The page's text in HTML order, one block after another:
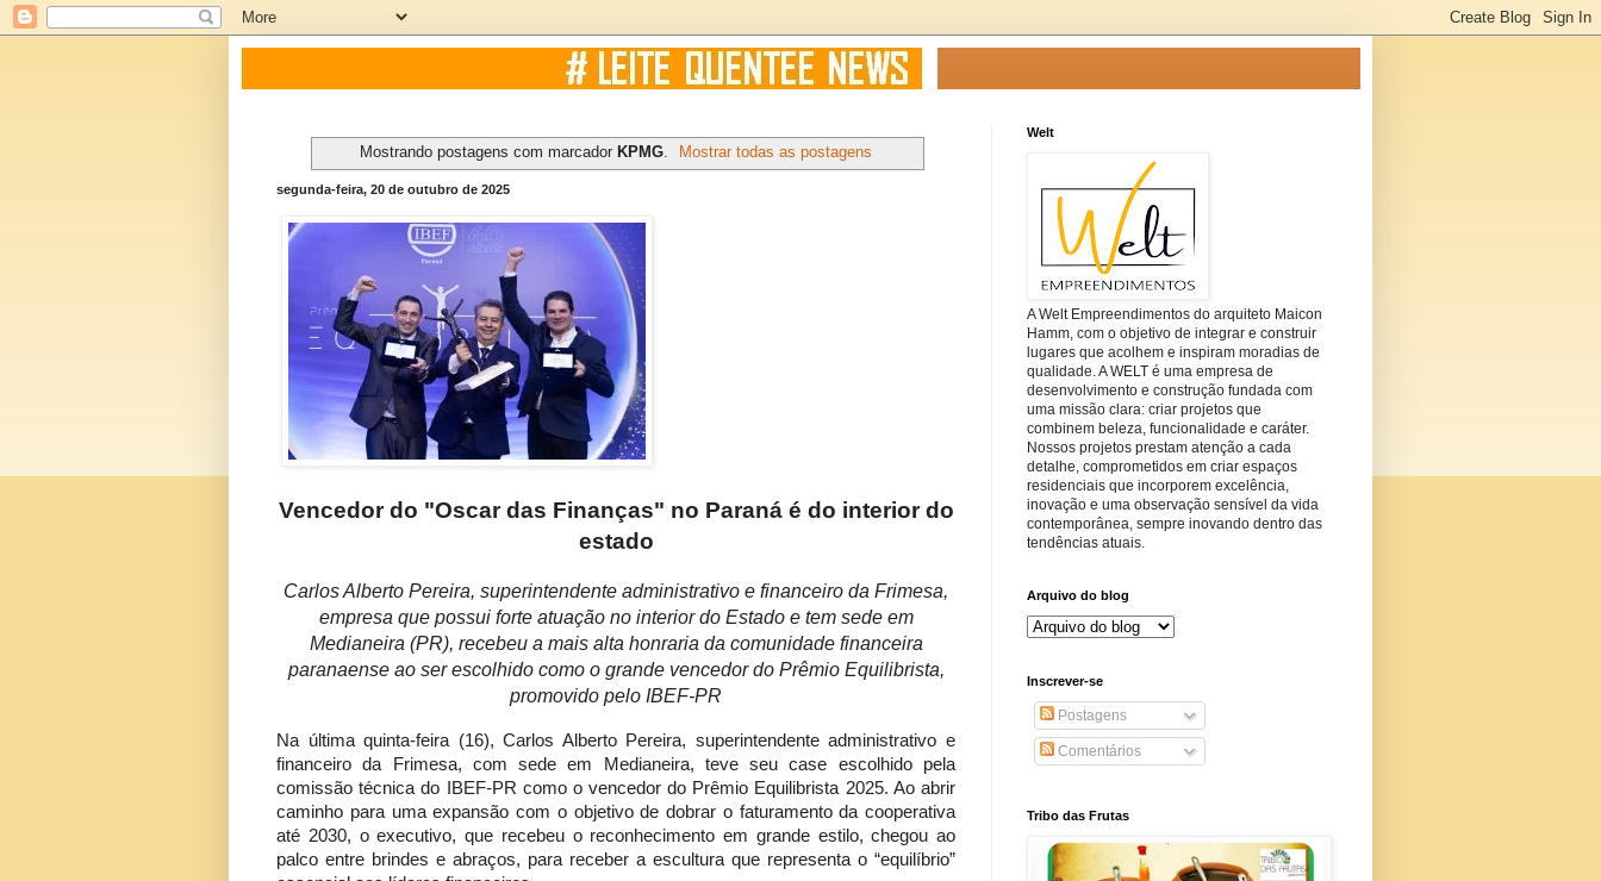
Mostrando postagens com marcador KPMG. Mostrar todas as postagens
segunda-feira, 20 de outubro de 2025
Vencedor do "Oscar das Finanças" no Paraná é do interior do
estado
Carlos Alberto Pereira, superintendente administrativo e financeiro da Frimesa,
empresa que possui forte atuação no interior do Estado e tem sede em
Medianeira (PR), recebeu a mais alta honraria da comunidade financeira
paranaense ao ser escolhido como o grande vencedor do Prêmio Equilibrista,
promovido pelo IBEF-PR
Na última quinta-feira (16), Carlos Alberto Pereira, superintendente administrativo e
financeiro da Frimesa, com sede em Medianeira, teve seu case escolhido pela
comissão técnica do IBEF-PR como o vencedor do Prêmio Equilibrista 2025. Ao abrir
caminho para uma expansão com o objetivo de dobrar o faturamento da cooperativa
até 2030, o executivo, que recebeu o reconhecimento em grande estilo, chegou ao
palco entre brindes e abraços, para receber a escultura que representa o “equilíbrio”
Welt
A Welt Empreendimentos do arquiteto Maicon
Hamm, com o objetivo de integrar e construir
lugares que acolhem e inspiram moradias de
qualidade. A WELT é uma empresa de
desenvolvimento e construção fundada com
uma missão clara: criar projetos que
combinem beleza, funcionalidade e caráter.
Nossos projetos prestam atenção a cada
detalhe, comprometidos em criar espaços
residenciais que incorporem excelência,
inovação e uma observação sensível da vida
contemporânea, sempre inovando dentro das
tendências atuais.
Arquivo do blog
Inscrever-se
Postagens
Comentários
Tribo das Frutas